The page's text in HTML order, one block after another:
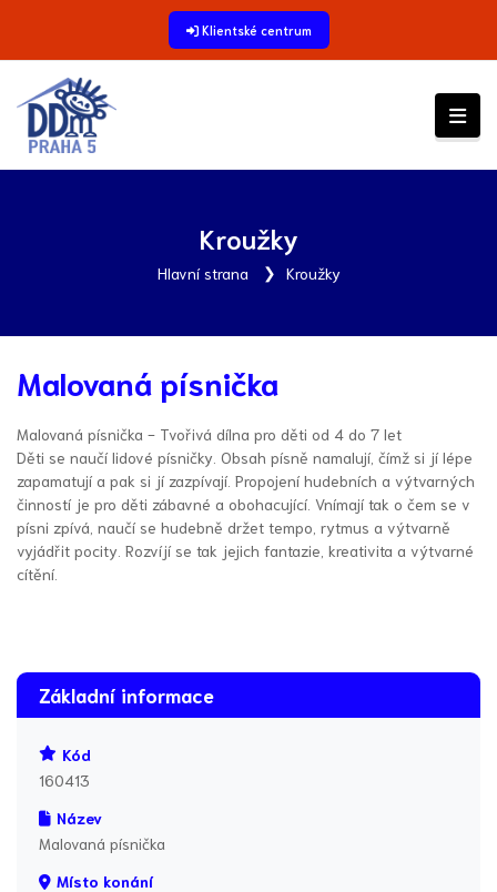
Klientské centrum
Kroužky
Hlavní strana Kroužky
Malovaná písnička
Malovaná písnička - Tvořivá dílna pro děti od 4 do 7 let
Děti se naučí lidové písničky. Obsah písně namalují, čímž si jí lépe
zapamatují a pak si jí zazpívají. Propojení hudebních a výtvarných
činností je pro děti zábavné a obohacující. Vnímají tak o čem se v
písni zpívá, naučí se hudebně držet tempo, rytmus a výtvarně
vyjádřit pocity. Rozvíjí se tak jejich fantazie, kreativita a výtvarné
cítění.
Základní informace
Kód
160413
Název
Malovaná písnička
Místo konání